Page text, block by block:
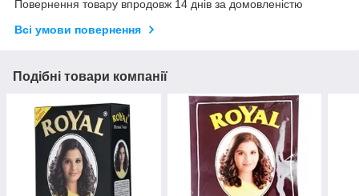
Повернення товару впродовж 14 днів за домовленістю
Всі умови повернення
Подібні товари компанії